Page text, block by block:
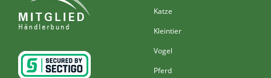
Katze
Kleintier
Vogel
Pferd